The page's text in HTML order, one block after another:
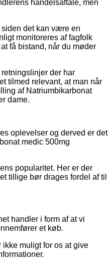
handelsaftale, men
det kan være en
monitoreres af fagfolk
få bistand, når du møder
der har
tilmed relevant, at man når
af Natriumbikarbonat
dame.
oplevelser og derved er det
medic 500mg
popularitet. Her er der
tillige bør drages fordel af til
handler i form af at vi
et køb.
muligt for os at give